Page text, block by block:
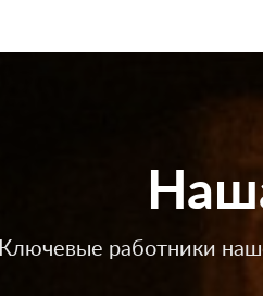
Ключевые работники